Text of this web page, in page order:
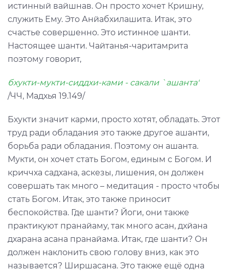
истинный вайшнав. Он просто хочет Кришну,
служить Ему. Это Анйабхилашита. Итак, это
счастье совершенно. Это истинное шанти.
Настоящее шанти. Чайтанья-чаритамрита
поэтому говорит,
бхукти-мукти-сиддхи-ками - сакали `ашанта'
/ЧЧ, Мадхья 19.149/
Бхукти значит карми, просто хотят, обладать. Этот
труд ради обладания это также другое ашанти,
борьба ради обладания. Поэтому он ашанта.
Мукти, он хочет стать Богом, единым с Богом. И
криччха садхана, аскезы, лишения, он должен
совершать так много – медитация - просто чтобы
стать Богом. Итак, это также приносит
беспокойства. Где шанти? Йоги, они также
практикуют пранайаму, так много асан, дхйана
дхарана асана пранайама. Итак, где шанти? Он
должен наклонить свою голову вниз, как это
называется? Ширшасана. Это также ещё одна